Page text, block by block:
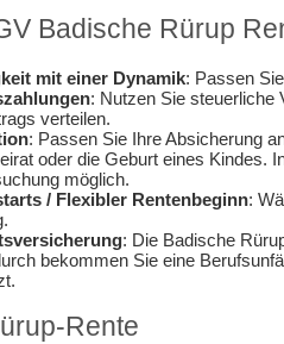
Badische Rürup
mit einer Dynamik: Passen
: Nutzen Sie steuerliche
verteilen.
: Passen Sie Ihre Absicherung
oder die Geburt eines Kindes.
möglich.
/ Flexibler Rentenbeginn:
: Die Badische
bekommen Sie eine
Rente